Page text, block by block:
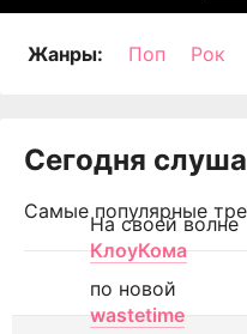
Жанры: Поп Рок
Сегодня
Самые популярные
На своей волне
КлоуКома
по новой
wastetime